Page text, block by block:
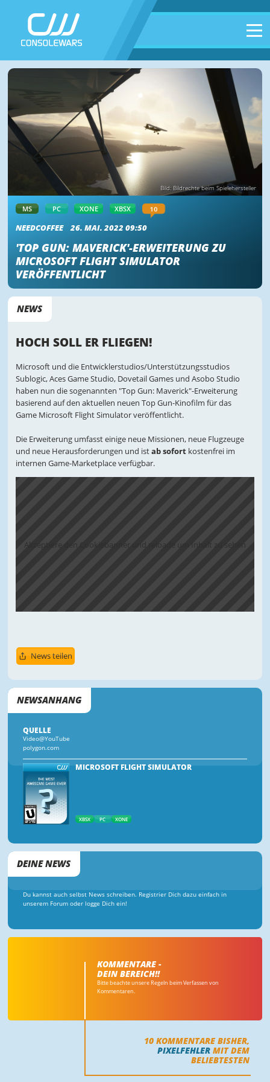
Bild: Bildrechte beim Spielehersteller
MS PC XONE XBSX 10
NEEDCOFFEE 26. MAI. 2022 09:50
'TOP GUN: MAVERICK'-ERWEITERUNG ZU
MICROSOFT FLIGHT SIMULATOR
VERÖFFENTLICHT
NEWS
HOCH SOLL ER FLIEGEN!
Microsoft und die Entwicklerstudios/Unterstützungsstudios
Sublogic, Aces Game Studio, Dovetail Games und Asobo Studio
haben nun die sogenannten "Top Gun: Maverick"-Erweiterung
basierend auf den aktuellen neuen Top Gun-Kinofilm für das
Game Microsoft Flight Simulator veröffentlicht.
Die Erweiterung umfasst einige neue Missionen, neue Flugzeuge
und neue Herausforderungen und istab sofortkostenfrei im
internen Game-Marketplace verfügbar.
Akzeptiere den Cookiebanner und reloade um Inhalt zu sehen
News teilen
NEWSANHANG
QUELLE
Video@YouTube
polygon.com
MICROSOFT FLIGHT SIMULATOR
XBSX PC XONE
DEINE NEWS
Du kannst auch selbst News schreiben. Registrier Dich dazu einfach in
unserem Forum oder logge Dich ein!
KOMMENTARE -
DEIN BEREICH!!
Bitte beachte unsere Regeln beim Verfassen von
Kommentaren.
10 KOMMENTARE BISHER,
PIXELFEHLER MIT DEM
BELIEBTESTEN